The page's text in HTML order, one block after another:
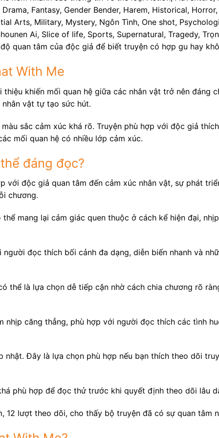
Fantasy, Gender Bender, Harem, Historical,
Arts, Military, Mystery, Ngôn Tình, One shot,
Ai, Slice of life, Sports, Supernatural, Tragedy,
quan tâm của độc giả để biết truyện có hợp gu hay
With Me
khiến mối quan hệ giữa các nhân vật trở nên đáng
vật tự tạo sức hút.
sắc cảm xúc khá rõ. Truyện phù hợp với độc giả
mối quan hệ có nhiều lớp cảm xúc.
đáng đọc?
với độc giả quan tâm đến cảm xúc nhân vật, sự phát
chương.
mang lại cảm giác quen thuộc ở cách kể hiện đại,
người đọc thích bối cảnh đa dạng, diễn biến nhanh và
thể là lựa chọn dễ tiếp cận nhờ cách chia chương rõ
nhịp căng thẳng, phù hợp với người đọc thích các tình
nhật. Đây là lựa chọn phù hợp nếu bạn thích theo dõi
phù hợp để đọc thử trước khi quyết định theo dõi lâu
12 lượt theo dõi, cho thấy bộ truyện đã có sự quan tâm